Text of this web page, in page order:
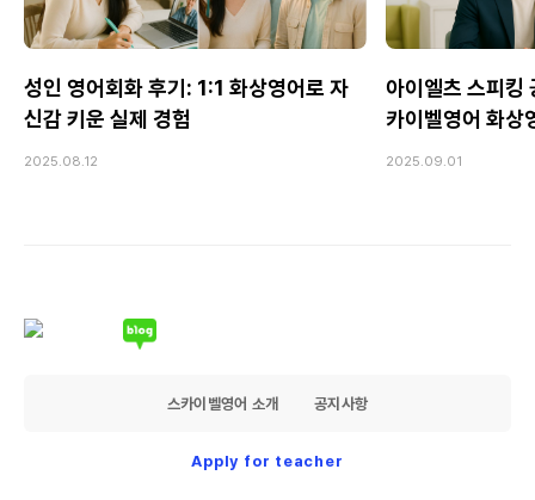
성인 영어회화 후기: 1:1 화상영어로 자
신감 키운 실제 경험
2025.08.12
아이엘츠 스피킹
카이벨영어 화상
2025.09.01
스카이벨영어 소개 공지사항
Apply for teacher